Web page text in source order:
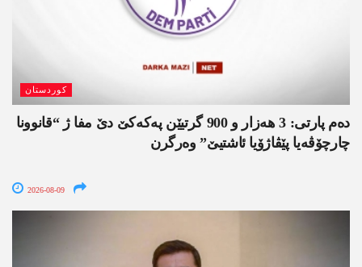
کوردستان
دەم پارتی: 3 ھەزار و 900 گرتیێن پەکەکێ دێ مفا ژ “قانوونا
چارچۆڤەیا پێڤاژۆیا ئاشتیێ” وەرگرن
2026-08-09